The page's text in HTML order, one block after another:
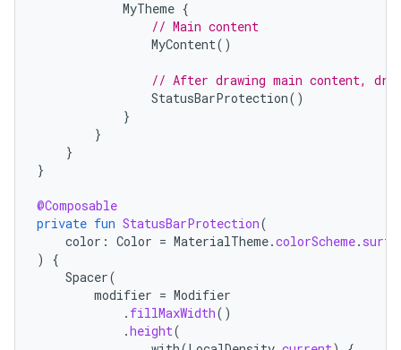
MyTheme {
// Main content
MyContent()
// After drawing main content,
StatusBarProtection()
}
}
}
}
@Composable
private fun StatusBarProtection(
color : Color = MaterialTheme.colorScheme.
)
{
Spacer(
modifier = Modifier
. fillMaxWidth()
.height(